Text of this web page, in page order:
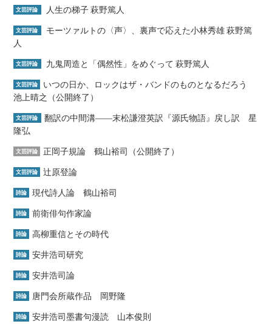
文芸評論 人生の梯子 萩野篤人
文芸評論
モーツァルトの〈声〉、裏声で応えた小林秀雄 萩野篤
人
文芸評論 九鬼周造と「偶然性」をめぐって 萩野篤人
文芸評論
いつの日か、ロックはザ・バンドのものとなるだろう
池上晴之（公開終了）
文芸評論
翻訳の中間溝――末松謙澄英訳『源氏物語』戻し訳 星
隆弘
文芸評論 正岡子規論 鶴山裕司（公開終了）
文芸評論 辻原登論
詩論 現代詩人論 鶴山裕司
詩論 前衛俳句作家論
詩論 高柳重信とその時代
詩論 安井浩司研究
詩論 安井浩司論
詩論 唐門会所蔵作品 岡野隆
詩論 安井浩司墨書句漫読 山本俊則